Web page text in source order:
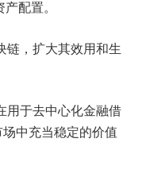
配置。
链，扩大其效用和生
用于去中心化金融借
中充当稳定的价值